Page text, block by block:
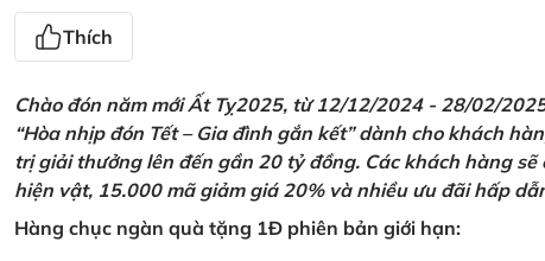
Thích
Chào đón năm mới Ất Tỵ2025, từ 12/12/2024 - 28/02/
“Hòa nhịp đón Tết – Gia đình gắn kết” dành cho khách
trị giải thưởng lên đến gần 20 tỷ đồng. Các khách hàng
hiện vật, 15.000 mã giảm giá 20% và nhiều ưu đãi hấp
Hàng chục ngàn quà tặng 1Đ phiên bản giới hạn: